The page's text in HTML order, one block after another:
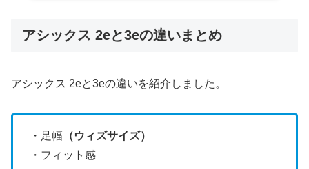
アシックス 2eと3eの違いまとめ
アシックス 2eと3eの違いを紹介しました。
・足幅 （ウィズサイズ）
・フィット感